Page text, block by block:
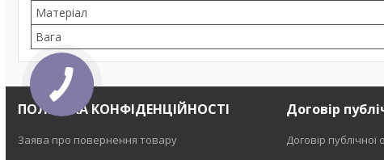
Матеріал
Вага
ПОЛІТИКА КОНФІДЕНЦІЙНОСТІ
Заява про повернення товару
Договір
Договір публічної